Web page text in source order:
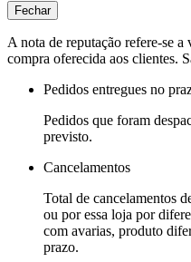
Fechar
A nota de reputação refere-se
compra oferecida aos clientes.
Pedidos entregues no
Pedidos que foram
previsto.
Cancelamentos
Total de cancelamentos
ou por essa loja por
com avarias, produto
prazo.